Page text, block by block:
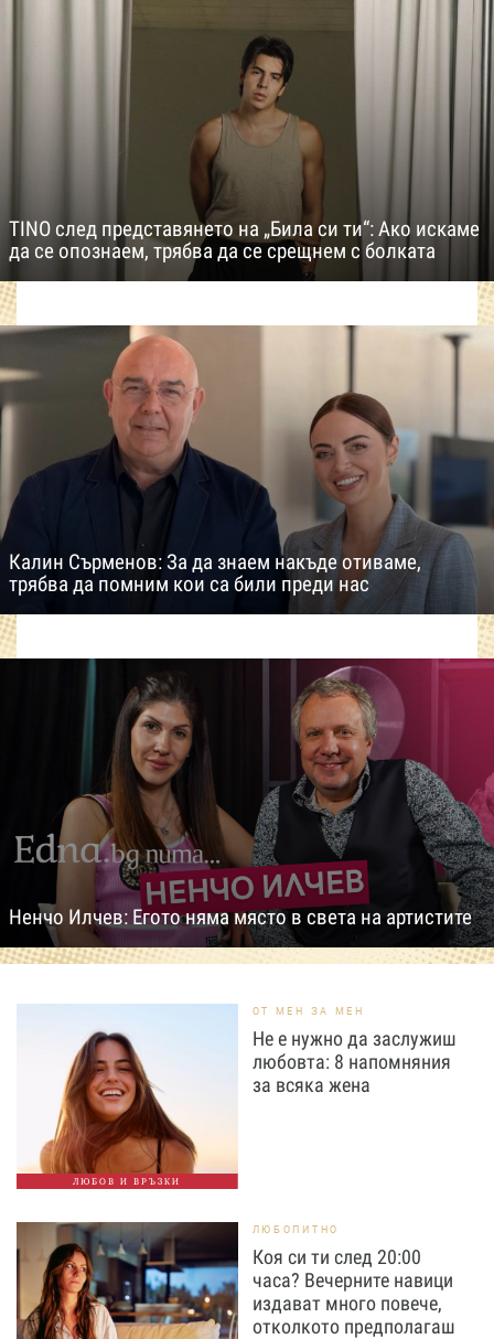
TINO след представянето на „Била си ти“: Ако искаме
да се опознаем, трябва да се срещнем с болката
Калин Сърменов: За да знаем накъде отиваме,
трябва да помним кои са били преди нас
Ненчо Илчев: Егото няма място в света на артистите
ЛЮБОВ И ВРЪЗКИ
ОТ МЕН ЗА МЕН
Не е нужно да заслужиш
любовта: 8 напомняния
за всяка жена
ЛЮБОПИТНО
Коя си ти след 20:00
часа? Вечерните навици
издават много повече,
отколкото предполагаш